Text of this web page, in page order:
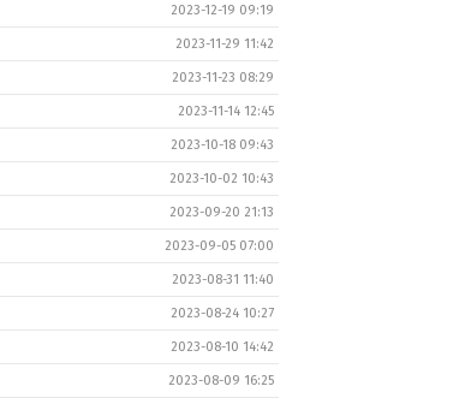
2023-12-19 09:19
2023-11-29 11:42
2023-11-23 08:29
2023-11-14 12:45
2023-10-18 09:43
2023-10-02 10:43
2023-09-20 21:13
2023-09-05 07:00
2023-08-31 11:40
2023-08-24 10:27
2023-08-10 14:42
2023-08-09 16:25